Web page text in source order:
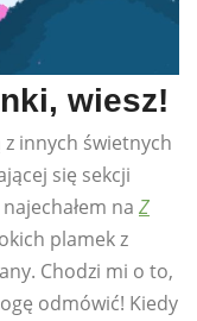
wiesz!
innych świetnych
się sekcji
na Z
plamek z
Chodzi mi o to,
odmówić! Kiedy